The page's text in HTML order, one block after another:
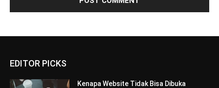
EDITOR PICKS
Kenapa Website Tidak Bisa Dibuka